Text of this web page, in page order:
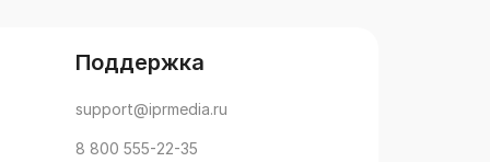
Поддержка
support@iprmedia.ru
8 800 555-22-35